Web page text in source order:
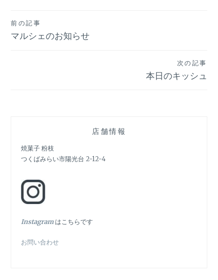
投
稿
ョ
ン
前の記事
マルシェのお知らせ
次の記事
本日のキッシュ
店舗情報
焼菓子 粉枝
つくばみらい市陽光台 2-12-4
Instagramはこちらです
お問い合わせ